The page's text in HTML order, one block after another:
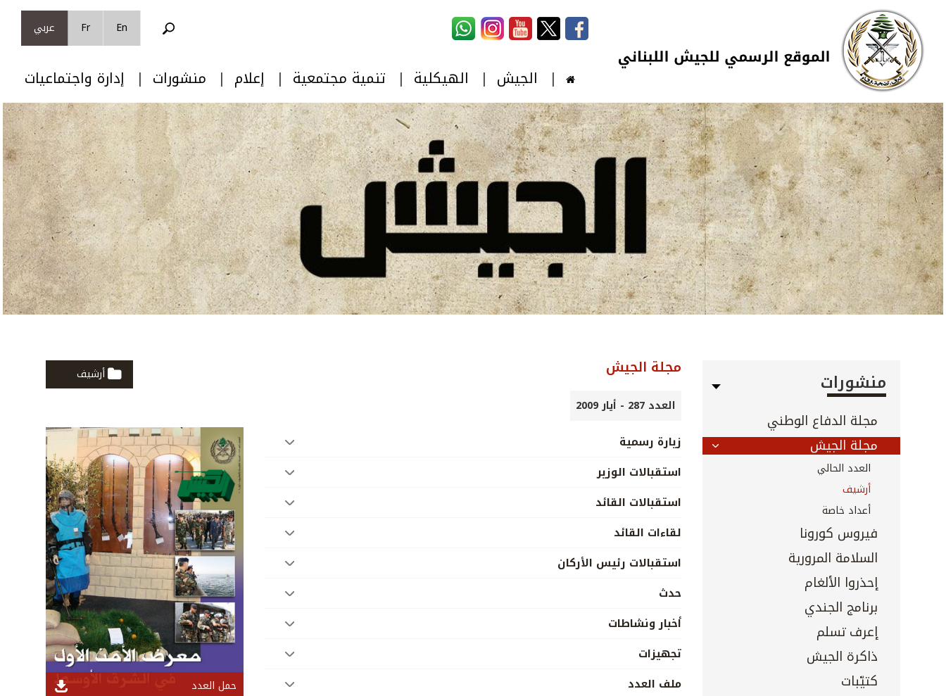
تجاوز إلى المحتوى الرئيسي
Skip to navigation
En
Fr عربي
الجيش الهيكلية تنمية مجتمعية إعلام منشورات إدارة واجتماعيات
منشورات
مجلة الدفاع الوطني
مجلة الجيش
العدد الحالي
أرشيف
أعداد خاصة
فيروس كورونا
السلامة المرورية
إحذروا الألغام
برنامج الجندي
إعرف تسلم
ذاكرة الجيش
كتيّبات
مجلة الجيش
أرشيف
العدد 287 - أيار 2009
زيارة رسمية
استقبالات الوزير
استقبالات القائد
لقاءات القائد
استقبالات رئيس الأركان
حدث
أخبار ونشاطات
تجهيزات
ملف العدد
حمل العدد